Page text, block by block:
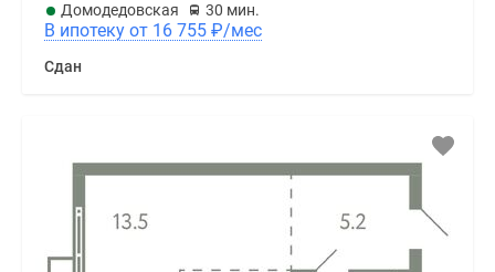
Домодедовская
30 мин.
В ипотеку от 16 755 ₽/мес
Сдан